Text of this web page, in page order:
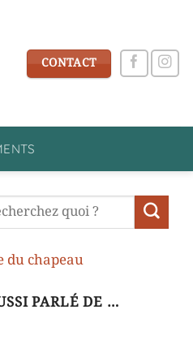
CONTACT
du chapeau
PARLÉ DE …